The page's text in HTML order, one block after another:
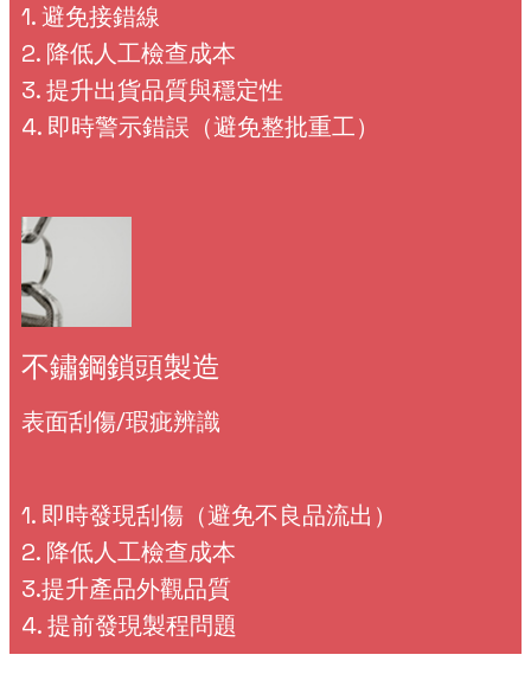
1. 避免接錯線
2. 降低人工檢查成本
3. 提升出貨品質與穩定性
4. 即時警示錯誤（避免整批重工）
不鏽鋼鎖頭製造
表面刮傷/瑕疵辨識
1. 即時發現刮傷（避免不良品流出）
2. 降低人工檢查成本
3.提升產品外觀品質
4. 提前發現製程問題